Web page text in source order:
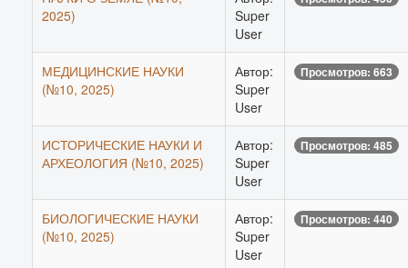
2025)
Super
User
МЕДИЦИНСКИЕ НАУКИ
(№10, 2025)
Автор:
Super
User
Просмотров: 663
ИСТОРИЧЕСКИЕ НАУКИ И
АРХЕОЛОГИЯ (№10, 2025)
Автор:
Super
User
Просмотров: 485
БИОЛОГИЧЕСКИЕ НАУКИ
(№10, 2025)
Автор:
Super
User
Просмотров: 440